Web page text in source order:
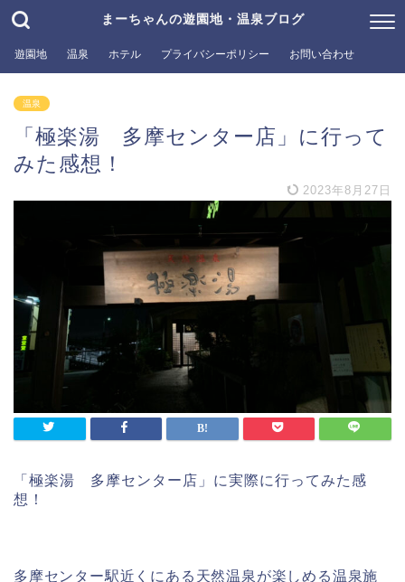
まーちゃんの遊園地・温泉ブログ
遊園地 温泉 ホテル プライバシーポリシー お問い合わせ
温泉
「極楽湯 多摩センター店」に行って
みた感想！
2023年8月27日
「極楽湯 多摩センター店」に実際に行ってみた感
想！
多摩センター駅近くにある天然温泉が楽しめる温泉施